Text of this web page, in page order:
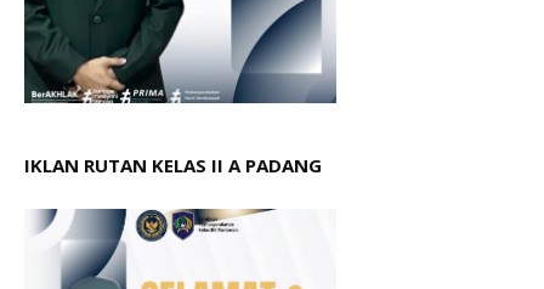
IKLAN RUTAN KELAS II A PADANG